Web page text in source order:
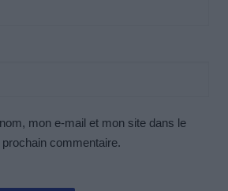
mon e-mail et mon site dans le
commentaire.